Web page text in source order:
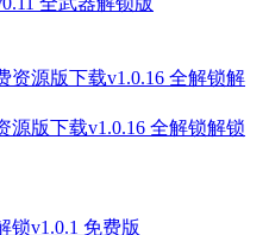
源版下载v1.0.16 全解锁解锁